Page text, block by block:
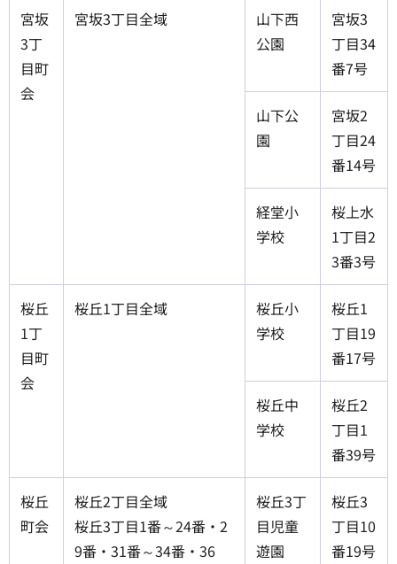
宮坂
3丁
目町
会
宮坂3丁目全域
山下西
公園
宮坂3
丁目34
番7号
山下公
園
宮坂2
丁目24
番14号
経堂小
学校
桜上水
1丁目2
3番3号
桜丘
1丁
目町
会
桜丘1丁目全域
桜丘小
学校
桜丘1
丁目19
番17号
桜丘中
学校
桜丘2
丁目1
番39号
桜丘
町会
桜丘2丁目全域
桜丘3丁目1番～24番・2
9番・31番～34番・36
桜丘3丁
目児童
遊園
桜丘3
丁目10
番19号